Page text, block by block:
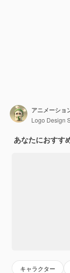
アニメーショ
Logo Design
あなたにおすす
キャラクター